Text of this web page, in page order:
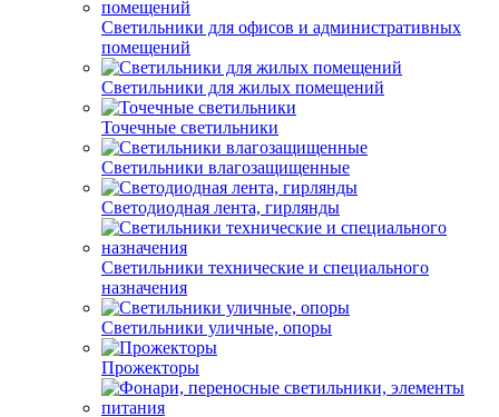
Светильники для офисов и административных
помещений
Светильники для жилых помещений
Точечные светильники
Светильники влагозащищенные
Светодиодная лента, гирлянды
Светильники технические и специального
назначения
Светильники уличные, опоры
Прожекторы